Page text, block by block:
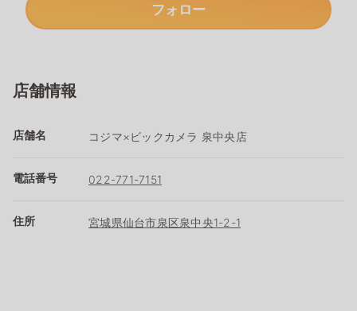
フォロー
店舗情報
店舗名 コジマ×ビックカメラ 泉中央店
電話番号 022-771-7151
住所 宮城県仙台市泉区泉中央1-2-1